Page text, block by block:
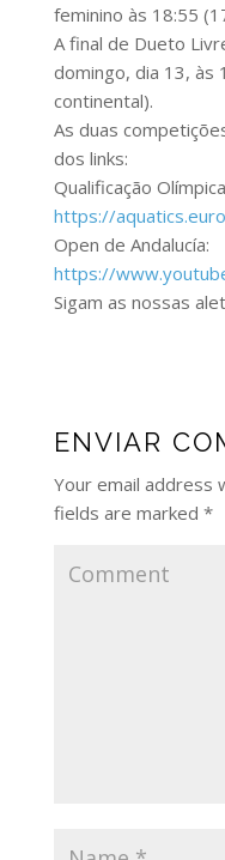
feminino às 18:55
A final de Dueto
domingo, dia 13, às
continental).
As duas
dos links:
Qualificação
https://
Open de Andalucía:
https://
Sigam as nossas
ENVIAR
Your email address
fields are marked *